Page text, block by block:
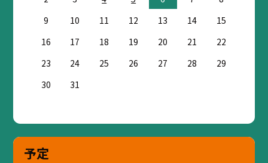
9
10 11 12 13 14
15
16
17 18 19 20 21
22
23
24 25 26 27 28
29
30
31
予定